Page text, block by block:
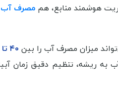
هوشمند منابع، هم مصرف آب
میزان مصرف آب را بین ۴۰ تا ۵۰ درصد کاهش
ریشه، تنظیم دقیق زمان